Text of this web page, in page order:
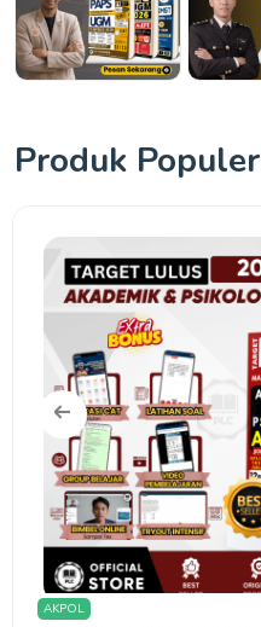
Produk Populer
TARUNA TNI